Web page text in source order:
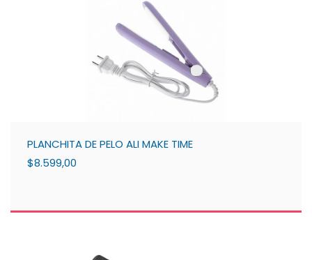
PLANCHITA DE PELO ALI MAKE TIME
$8.599,00